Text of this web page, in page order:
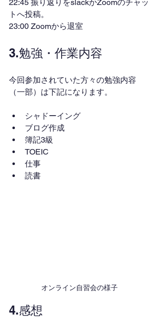
22:45 振り返りをslackかZoomのチャッ
トへ投稿。
23:00 Zoomから退室
3.勉強・作業内容
今回参加されていた方々の勉強内容
（一部）は下記になります。
シャドーイング
ブログ作成
簿記3級
TOEIC
仕事
読書
オンライン自習会の様子
4.感想